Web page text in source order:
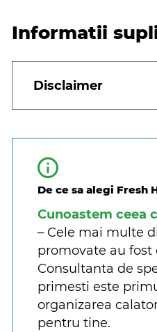
Informatii
Disclaimer
De ce sa alegi Fresh
Cunoastem ceea
– Cele mai multe
promovate au fost
Consultanta de
primesti este
organizarea
pentru tine.